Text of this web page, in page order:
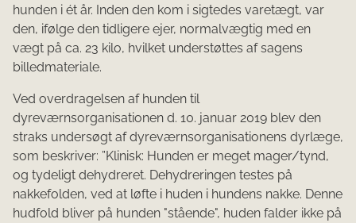
hunden i ét år. Inden den kom i sigtedes varetægt, var
den, ifølge den tidligere ejer, normalvægtig med en
vægt på ca. 23 kilo, hvilket understøttes af sagens
billedmateriale.
Ved overdragelsen af hunden til
dyreværnsorganisationen d. 10. januar 2019 blev den
straks undersøgt af dyreværnsorganisationens dyrlæge,
som beskriver: ”Klinisk: Hunden er meget mager/tynd,
og tydeligt dehydreret. Dehydreringen testes på
nakkefolden, ved at løfte i huden i hundens nakke. Denne
hudfold bliver på hunden "stående", huden falder ikke på